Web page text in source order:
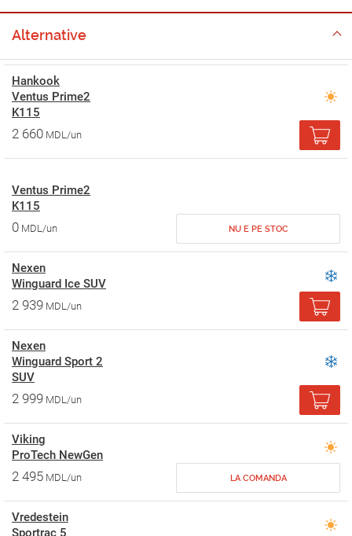
Alternative
Hankook
Ventus Prime2
K115
2 660 MDL/un
Ventus Prime2
K115
0 MDL/un NU E PE STOC
Nexen
Winguard Ice SUV
2 939 MDL/un
Nexen
Winguard Sport 2
SUV
2 999 MDL/un
Viking
ProTech NewGen
2 495 MDL/un LA COMANDA
Vredestein
Sportrac 5